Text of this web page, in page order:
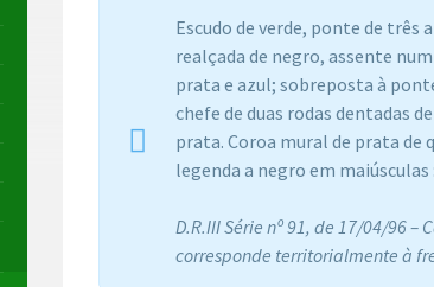
Escudo de verde, ponte de três
realçada de negro, assente
prata e azul; sobreposta à
chefe de duas rodas dentadas
prata. Coroa mural de prata
legenda a negro em maiúsculas :
D.R.III Série nº 91, de 17/04/96
corresponde territorialmente à